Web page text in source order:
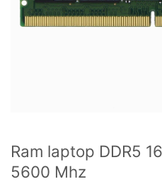
Ram laptop DDR5
5600 Mhz